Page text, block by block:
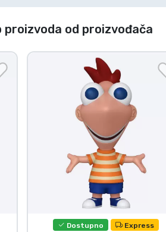
proizvoda od proizvođača
Dostupno Express